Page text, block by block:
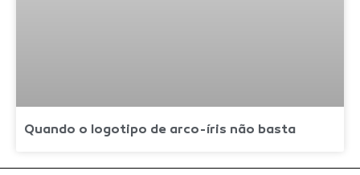
Quando o logotipo de arco-íris não basta